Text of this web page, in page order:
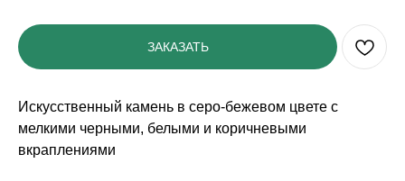
ЗАКАЗАТЬ
Искусственный камень в серо-бежевом цвете с
мелкими черными, белыми и коричневыми
вкраплениями